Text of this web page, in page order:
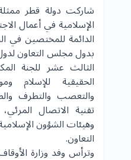
شاركت دولة قطر
الإسلامية في أعمال
الدائمة للمختصين في
بدول مجلس التعاون لدول
الثالث عشر للجنة
الحقيقية للإسلام
والتعصب والتطرف
تقنية الاتصال
وهيئات الشؤون
التعاون.
وترأس وفد وزارة